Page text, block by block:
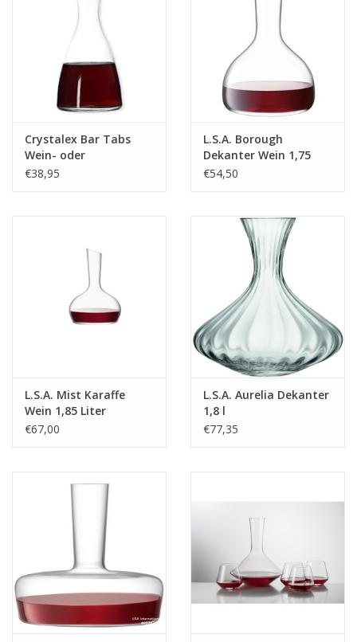
Hochwertiges Glas
17 × 17 × 31 cm
Mikrowellengeeignet:
Ofengeeignet:
Elegant, funktional und stilvoll – entdecken Sie die Aulica
Weindekantierkaraffe für perfekte Weinerlebnisse!
Crystalex Bar Tabs
Wein- oder
Wasserkaraffe 1200ml
€38,95
L.S.A. Borough
Dekanter Wein 1,75
Liter
€54,50
L.S.A. Mist Karaffe
Wein 1,85 Liter
€67,00
L.S.A. Aurelia Dekanter
1,8 l
€77,35